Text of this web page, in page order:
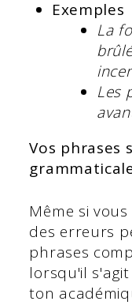
Exemples
La
Les
Vos phrases
Même si
des erreurs
phrases
lorsqu'il
ton